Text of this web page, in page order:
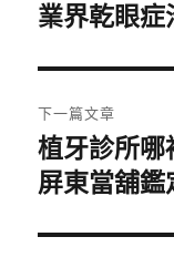
導
覽
一
文
章:
業界乾眼症
下一篇文章
下
一
文
植牙診所哪
屏東當舖鑑